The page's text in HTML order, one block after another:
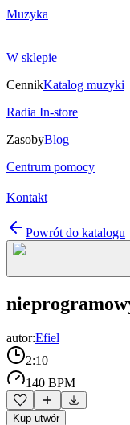
Muzyka
W sklepie
CennikKatalog muzyki
Radia In-store
ZasobyBlog
Centrum pomocy
Kontakt
Powrót do katalogu
autor:Efiel
2:10
140 BPM
Kup utwór